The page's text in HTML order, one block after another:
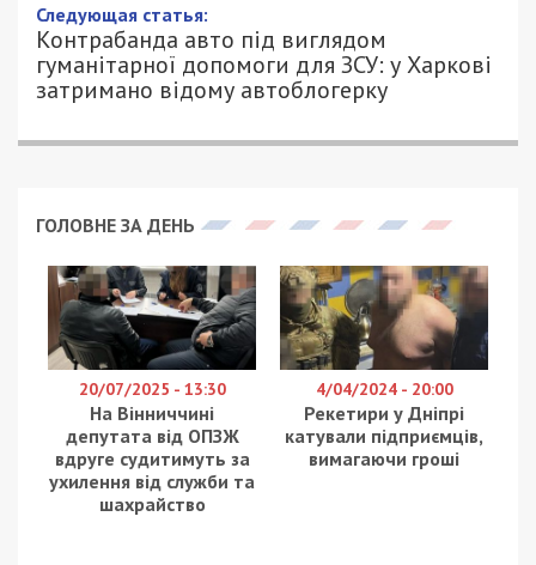
Следующая статья:
Контрабанда авто під виглядом
гуманітарної допомоги для ЗСУ: у Харкові
затримано відому автоблогерку
ГОЛОВНЕ ЗА ДЕНЬ
20/07/2025 - 13:30
На Вінниччині
депутата від ОПЗЖ
вдруге судитимуть за
ухилення від служби та
шахрайство
4/04/2024 - 20:00
Рекетири у Дніпрі
катували підприємців,
вимагаючи гроші